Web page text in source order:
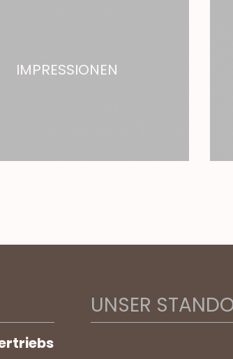
IMPRESSIONEN
UNSER